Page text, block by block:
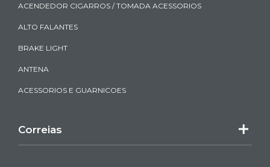
ACENDEDOR CIGARROS / TOMADA ACESSORIOS
ALTO FALANTES
BRAKE LIGHT
ANTENA
ACESSORIOS E GUARNICOES
Correias